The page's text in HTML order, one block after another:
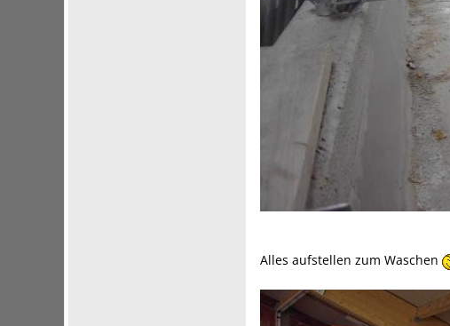
Alles aufstellen zum Waschen